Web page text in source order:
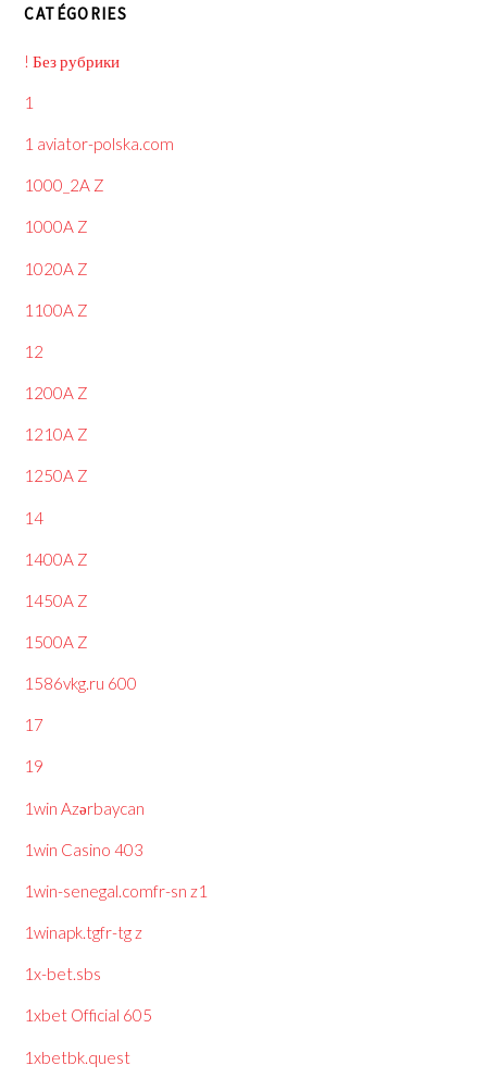
CATÉGORIES
! Без рубрики
1
1 aviator-polska.com
1000_2A Z
1000A Z
1020A Z
1100A Z
12
1200A Z
1210A Z
1250A Z
14
1400A Z
1450A Z
1500A Z
1586vkg.ru 600
17
19
1win Azərbaycan
1win Casino 403
1win-senegal.comfr-sn z1
1winapk.tgfr-tg z
1x-bet.sbs
1xbet Official 605
1xbetbk.quest